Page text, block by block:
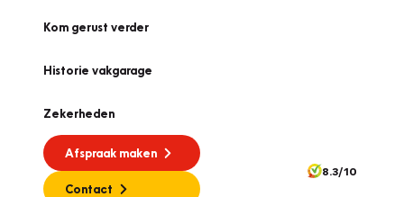
Kom gerust verder
Historie vakgarage
Zekerheden
Afspraak maken
Contact
8.3/10